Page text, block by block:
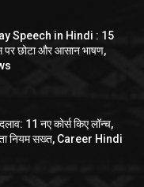
Speech in Hindi : 15
पर छोटा और आसान भाषण,
11 नए कोर्स किए लॉन्च,
नियम सख्त, Career Hindi